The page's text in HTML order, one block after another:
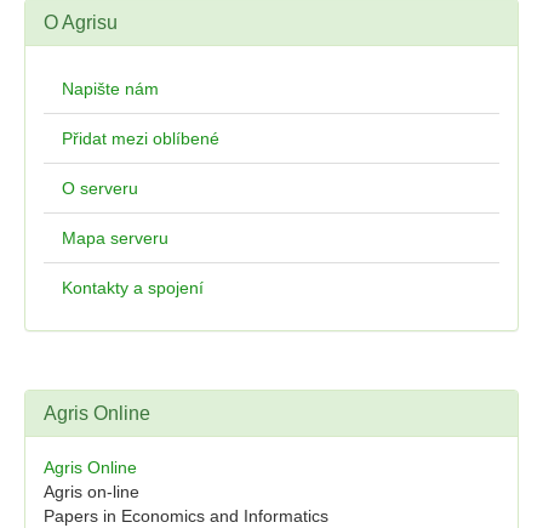
O Agrisu
Napište nám
Přidat mezi oblíbené
O serveru
Mapa serveru
Kontakty a spojení
Agris Online
Agris Online
Agris on-line
Papers in Economics and Informatics